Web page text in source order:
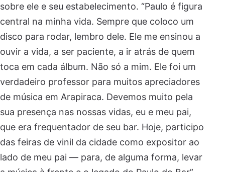
sobre ele e seu estabelecimento. “Paulo é figura
central na minha vida. Sempre que coloco um
disco para rodar, lembro dele. Ele me ensinou a
ouvir a vida, a ser paciente, a ir atrás de quem
toca em cada álbum. Não só a mim. Ele foi um
verdadeiro professor para muitos apreciadores
de música em Arapiraca. Devemos muito pela
sua presença nas nossas vidas, eu e meu pai,
que era frequentador de seu bar. Hoje, participo
das feiras de vinil da cidade como expositor ao
lado de meu pai — para, de alguma forma, levar